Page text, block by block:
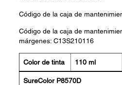
Código de la caja de
Código de la caja de
márgenes: C13S210116
Color de tinta 110 ml
SureColor P8570D